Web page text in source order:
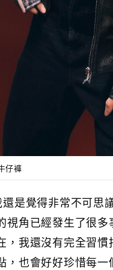
仔褲
是覺得非常不可思
視角已經發生了很
，我還沒有完全習
，也會好好珍惜每一